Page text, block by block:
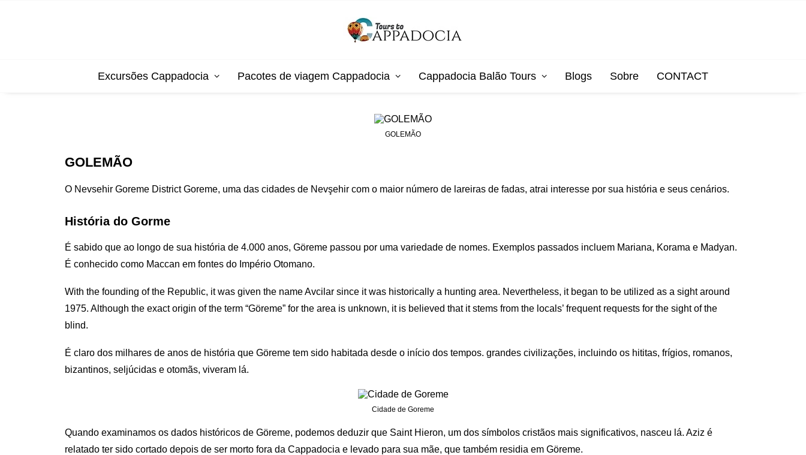
Excursões Cappadocia Pacotes de viagem Cappadocia Cappadocia Balão Tours Blogs Sobre CONTACT
GOLEMÃO
GOLEMÃO
O Nevsehir Goreme District Goreme, uma das cidades de Nevşehir com o maior número de lareiras de fadas, atrai interesse por sua história e seus cenários.
História do Gorme
É sabido que ao longo de sua história de 4.000 anos, Göreme passou por uma variedade de nomes. Exemplos passados incluem Mariana, Korama e Madyan.
É conhecido como Maccan em fontes do Império Otomano.
With the founding of the Republic, it was given the name Avcilar since it was historically a hunting area. Nevertheless, it began to be utilized as a sight around
1975. Although the exact origin of the term “Göreme” for the area is unknown, it is believed that it stems from the locals’ frequent requests for the sight of the
blind.
É claro dos milhares de anos de história que Göreme tem sido habitada desde o início dos tempos. grandes civilizações, incluindo os hititas, frígios, romanos,
bizantinos, seljúcidas e otomãs, viveram lá.
Cidade de Goreme
Quando examinamos os dados históricos de Göreme, podemos deduzir que Saint Hieron, um dos símbolos cristãos mais significativos, nasceu lá. Aziz é
relatado ter sido cortado depois de ser morto fora da Cappadocia e levado para sua mãe, que também residia em Göreme.